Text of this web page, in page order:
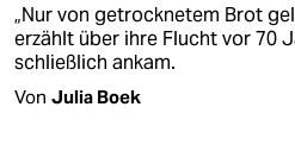
„Nur von getrocknetem Brot
erzählt über ihre Flucht vor 70
schließlich ankam.
Von Julia Boek